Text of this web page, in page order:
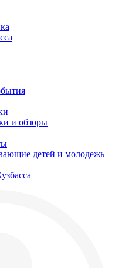
и обзоры
детей и молодежь